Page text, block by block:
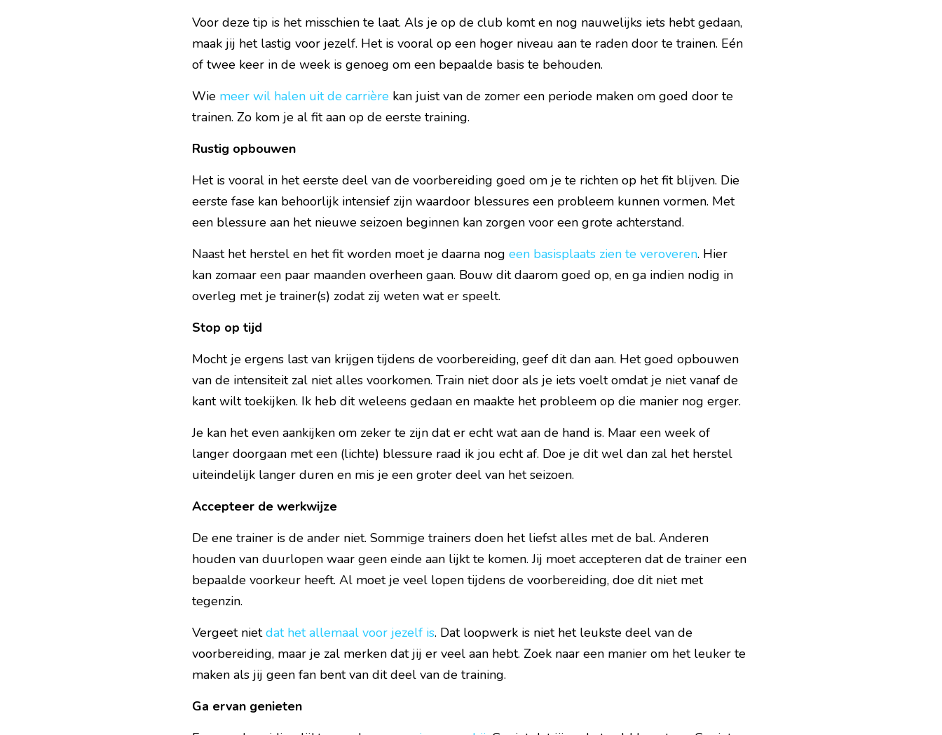
Voor deze tip is het misschien te laat. Als je op de club komt en nog nauwelijks iets hebt gedaan,
maak jij het lastig voor jezelf. Het is vooral op een hoger niveau aan te raden door te trainen. Eén
of twee keer in de week is genoeg om een bepaalde basis te behouden.
Wie meer wil halen uit de carrière kan juist van de zomer een periode maken om goed door te
trainen. Zo kom je al fit aan op de eerste training.
Rustig opbouwen
Het is vooral in het eerste deel van de voorbereiding goed om je te richten op het fit blijven. Die
eerste fase kan behoorlijk intensief zijn waardoor blessures een probleem kunnen vormen. Met
een blessure aan het nieuwe seizoen beginnen kan zorgen voor een grote achterstand.
Naast het herstel en het fit worden moet je daarna nog een basisplaats zien te veroveren. Hier
kan zomaar een paar maanden overheen gaan. Bouw dit daarom goed op, en ga indien nodig in
overleg met je trainer(s) zodat zij weten wat er speelt.
Stop op tijd
Mocht je ergens last van krijgen tijdens de voorbereiding, geef dit dan aan. Het goed opbouwen
van de intensiteit zal niet alles voorkomen. Train niet door als je iets voelt omdat je niet vanaf de
kant wilt toekijken. Ik heb dit weleens gedaan en maakte het probleem op die manier nog erger.
Je kan het even aankijken om zeker te zijn dat er echt wat aan de hand is. Maar een week of
langer doorgaan met een (lichte) blessure raad ik jou echt af. Doe je dit wel dan zal het herstel
uiteindelijk langer duren en mis je een groter deel van het seizoen.
Accepteer de werkwijze
De ene trainer is de ander niet. Sommige trainers doen het liefst alles met de bal. Anderen
houden van duurlopen waar geen einde aan lijkt te komen. Jij moet accepteren dat de trainer een
bepaalde voorkeur heeft. Al moet je veel lopen tijdens de voorbereiding, doe dit niet met
tegenzin.
Vergeet niet dat het allemaal voor jezelf is. Dat loopwerk is niet het leukste deel van de
voorbereiding, maar je zal merken dat jij er veel aan hebt. Zoek naar een manier om het leuker te
maken als jij geen fan bent van dit deel van de training.
Ga ervan genieten